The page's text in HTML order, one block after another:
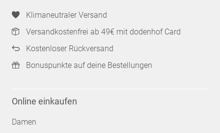
Klimaneutraler Versand
Versandkostenfrei ab 49€ mit dodenhof Card
Kostenloser Rückversand
Bonuspunkte auf deine Bestellungen
Online einkaufen
Damen